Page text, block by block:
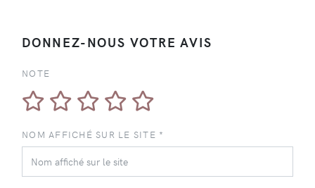
DONNEZ-NOUS VOTRE AVIS
NOTE
NOM AFFICHÉ SUR LE SITE *